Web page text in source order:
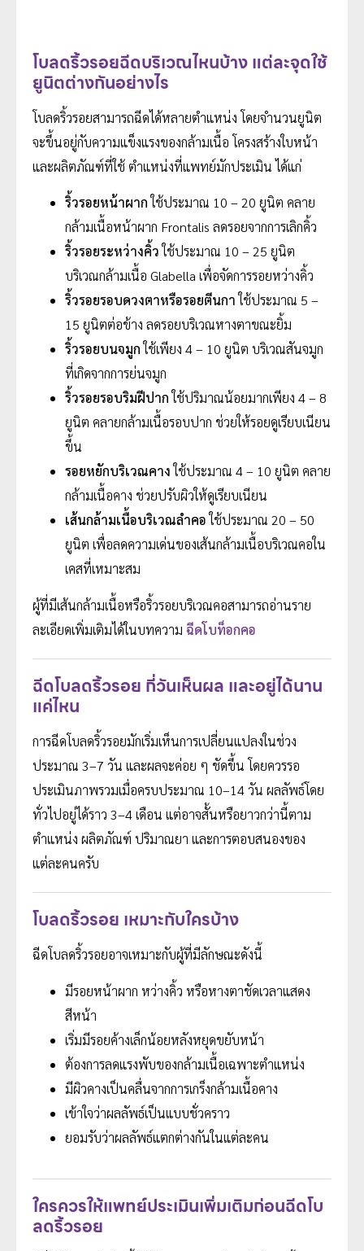
โบลดริ้วรอยฉีดบริเวณไหนบ้าง แต่ละจุดใช้
ยูนิตต่างกันอย่างไร
โบลดริ้วรอยสามารถฉีดได้หลายตำแหน่ง โดยจำนวนยูนิต
จะขึ้นอยู่กับความแข็งแรงของกล้ามเนื้อ โครงสร้างใบหน้า
และผลิตภัณฑ์ที่ใช้ ตำแหน่งที่แพทย์มักประเมิน ได้แก่
ริ้วรอยหน้าผากใช้ประมาณ 10 – 20 ยูนิต คลาย
กล้ามเนื้อหน้าผาก Frontalis ลดรอยจากการเลิกคิ้ว
ริ้วรอยระหว่างคิ้วใช้ประมาณ 10 – 25 ยูนิต
บริเวณกล้ามเนื้อ Glabella เพื่อจัดการรอยหว่างคิ้ว
ริ้วรอยรอบดวงตาหรือรอยตีนกาใช้ประมาณ 5 –
15 ยูนิตต่อข้าง ลดรอยบริเวณหางตาขณะยิ้ม
ริ้วรอยบนจมูกใช้เพียง 4 – 10 ยูนิต บริเวณสันจมูก
ที่เกิดจากการย่นจมูก
ริ้วรอยรอบริมฝีปากใช้ปริมาณน้อยมากเพียง 4 – 8
ยูนิต คลายกล้ามเนื้อรอบปาก ช่วยให้รอยดูเรียบเนียน
ขึ้น
รอยหยักบริเวณคางใช้ประมาณ 4 – 10 ยูนิต คลาย
กล้ามเนื้อคาง ช่วยปรับผิวให้ดูเรียบเนียน
เส้นกล้ามเนื้อบริเวณลำคอใช้ประมาณ 20 – 50
ยูนิต เพื่อลดความเด่นของเส้นกล้ามเนื้อบริเวณคอใน
เคสที่เหมาะสม
ผู้ที่มีเส้นกล้ามเนื้อหรือริ้วรอยบริเวณคอสามารถอ่านราย
ละเอียดเพิ่มเติมได้ในบทความ ฉีดโบท็อกคอ
ฉีดโบลดริ้วรอย กี่วันเห็นผล และอยู่ได้นาน
แค่ไหน
การฉีดโบลดริ้วรอยมักเริ่มเห็นการเปลี่ยนแปลงในช่วง
ประมาณ 3–7 วัน และผลจะค่อย ๆ ชัดขึ้น โดยควรรอ
ประเมินภาพรวมเมื่อครบประมาณ 10–14 วัน ผลลัพธ์โดย
ทั่วไปอยู่ได้ราว 3–4 เดือน แต่อาจสั้นหรือยาวกว่านี้ตาม
ตำแหน่ง ผลิตภัณฑ์ ปริมาณยา และการตอบสนองของ
แต่ละคนครับ
โบลดริ้วรอย เหมาะกับใครบ้าง
ฉีดโบลดริ้วรอยอาจเหมาะกับผู้ที่มีลักษณะดังนี้
มีรอยหน้าผาก หว่างคิ้ว หรือหางตาชัดเวลาแสดง
สีหน้า
เริ่มมีรอยค้างเล็กน้อยหลังหยุดขยับหน้า
ต้องการลดแรงพับของกล้ามเนื้อเฉพาะตำแหน่ง
มีผิวคางเป็นคลื่นจากการเกร็งกล้ามเนื้อคาง
เข้าใจว่าผลลัพธ์เป็นแบบชั่วคราว
ยอมรับว่าผลลัพธ์แตกต่างกันในแต่ละคน
ใครควรให้แพทย์ประเมินเพิ่มเติมก่อนฉีดโบ
ลดริ้วรอย